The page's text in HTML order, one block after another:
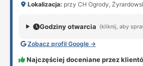
Lokalizacja: przy CH Ogrody,
Godziny otwarcia (kliknij, aby
Zobacz profil Google →
Najczęściej doceniane przez